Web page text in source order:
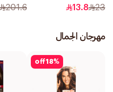
1قطعة
23
13.8
201.6
مهرجان الجمال
18%
off